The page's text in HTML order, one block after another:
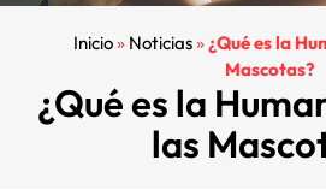
Inicio» Noticias»¿Qué es la
Mascotas?
¿Qué es la
las